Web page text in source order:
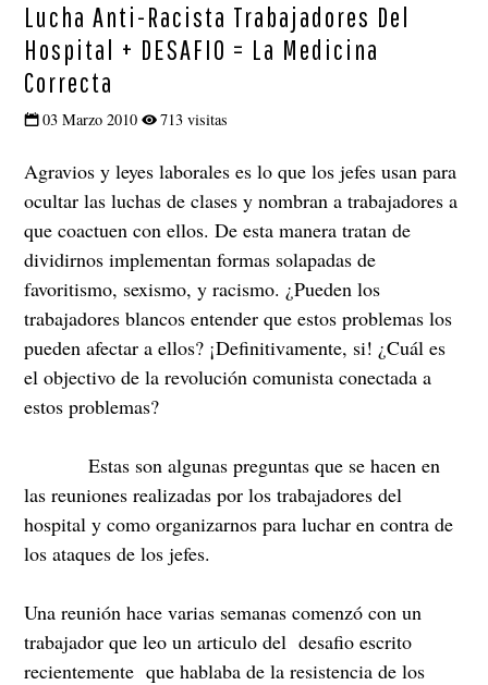
Lucha Anti-Racista Trabajadores Del
Hospital + DESAFIO = La Medicina
Correcta
03 Marzo 2010 713 visitas
Agravios y leyes laborales es lo que los jefes usan para
ocultar las luchas de clases y nombran a trabajadores a
que coactuen con ellos. De esta manera tratan de
dividirnos implementan formas solapadas de
favoritismo, sexismo, y racismo. ¿Pueden los
trabajadores blancos entender que estos problemas los
pueden afectar a ellos? ¡Definitivamente, si! ¿Cuál es
el objectivo de la revolución comunista conectada a
estos problemas?
Estas son algunas preguntas que se hacen en
las reuniones realizadas por los trabajadores del
hospital y como organizarnos para luchar en contra de
los ataques de los jefes.
Una reunión hace varias semanas comenzó con un
trabajador que leo un articulo del desafio escrito
recientemente que hablaba de la resistencia de los